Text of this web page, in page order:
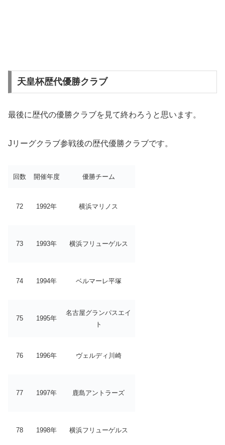
天皇杯歴代優勝クラブ
最後に歴代の優勝クラブを見て終わろうと思います。
Jリーグクラブ参戦後の歴代優勝クラブです。
回数 開催年度 優勝チーム
72 1992年 横浜マリノス
73 1993年 横浜フリューゲルス
74 1994年 ベルマーレ平塚
75 1995年
名古屋グランパスエイ
ト
76 1996年 ヴェルディ川崎
77 1997年 鹿島アントラーズ
78 1998年 横浜フリューゲルス